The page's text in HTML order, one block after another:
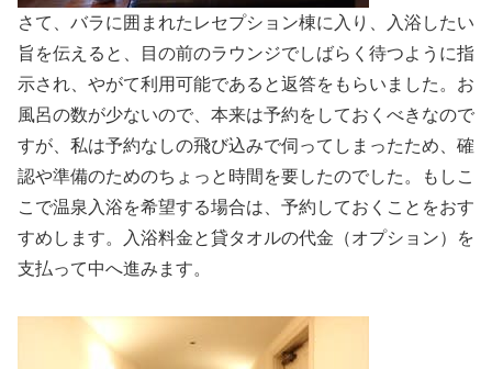
さて、バラに囲まれたレセプション棟に入り、入浴したい
旨を伝えると、目の前のラウンジでしばらく待つように指
示され、やがて利用可能であると返答をもらいました。お
風呂の数が少ないので、本来は予約をしておくべきなので
すが、私は予約なしの飛び込みで伺ってしまったため、確
認や準備のためのちょっと時間を要したのでした。もしこ
こで温泉入浴を希望する場合は、予約しておくことをおす
すめします。入浴料金と貸タオルの代金（オプション）を
支払って中へ進みます。